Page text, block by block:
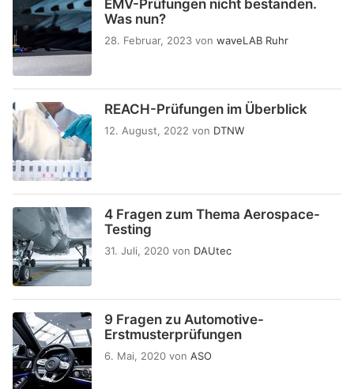
EMV-Prüfungen nicht bestanden.
Was nun?
28. Februar, 2023 von waveLAB Ruhr
REACH-Prüfungen im Überblick
12. August, 2022 von DTNW
4 Fragen zum Thema Aerospace-
Testing
31. Juli, 2020 von DAUtec
9 Fragen zu Automotive-
Erstmusterprüfungen
6. Mai, 2020 von ASO